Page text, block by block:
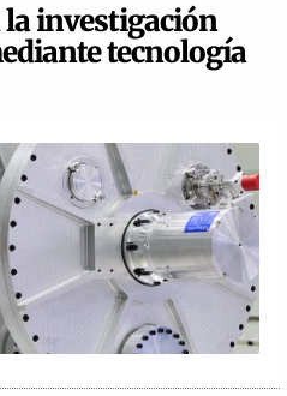
investigación
tecnología